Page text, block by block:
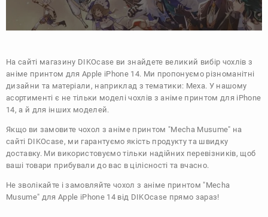
На сайті магазину DIKOcase ви знайдете великий вибір чохлів з
аніме принтом для Apple iPhone 14. Ми пропонуємо різноманітні
дизайни та матеріали, наприклад з тематики: Меха. У нашому
асортименті є не тільки моделі чохлів з аніме принтом для iPhone
14, а й для інших моделей.
Якщо ви замовите чохол з аніме принтом "Mecha Musume" на
сайті DIKOcase, ми гарантуємо якість продукту та швидку
доставку. Ми використовуємо тільки надійних перевізників, щоб
ваші товари прибували до вас в цілісності та вчасно.
Не зволікайте і замовляйте чохол з аніме принтом "Mecha
Musume" для Apple iPhone 14 від DIKOcase прямо зараз!